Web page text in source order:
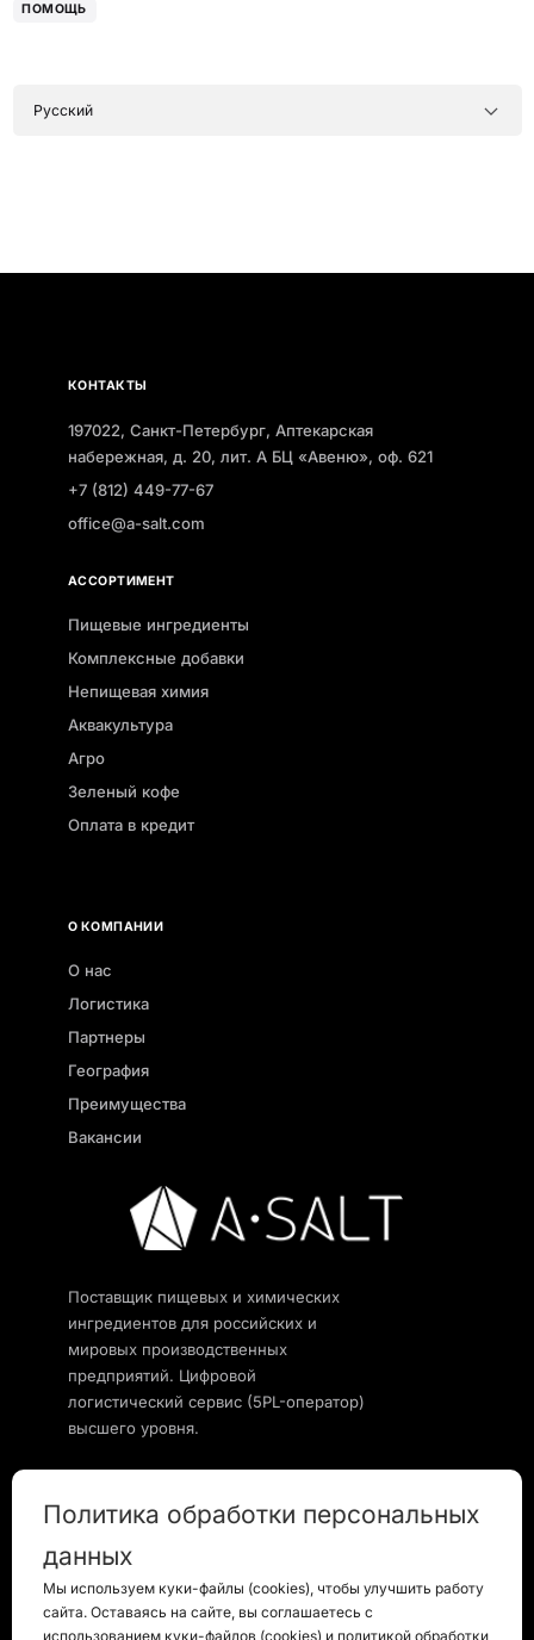
ПОМОЩЬ
Поставщик пищевых и химических
ингредиентов для российских и
мировых производственных
предприятий. Цифровой
логистический сервис (5PL-оператор)
высшего уровня.
© 2026 Все права защищены |Политика
конфиденциальности
О КОМПАНИИ
О нас
Логистика
Партнеры
География
Преимущества
Вакансии
АССОРТИМЕНТ
Пищевые ингредиенты
Комплексные добавки
Непищевая химия
Аквакультура
Агро
Зеленый кофе
Оплата в кредит
КОНТАКТЫ
197022, Санкт-Петербург, Аптекарская
набережная, д. 20, лит. А БЦ «Авеню», оф. 621
+7 (812) 449-77-67
office@a-salt.com
Политика обработки персональных
данных
Мы используем куки-файлы (cookies), чтобы улучшить работу
сайта. Оставаясь на сайте, вы соглашаетесь с
использованием куки-файлов (cookies) и политикой обработки